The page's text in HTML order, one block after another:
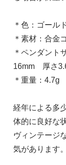
＊色：ゴール
＊素材：合金
＊ペンダント
16mm 厚さ
＊重量：4.7g
経年による多
体的に良好な
ヴィンテージ
気があります。